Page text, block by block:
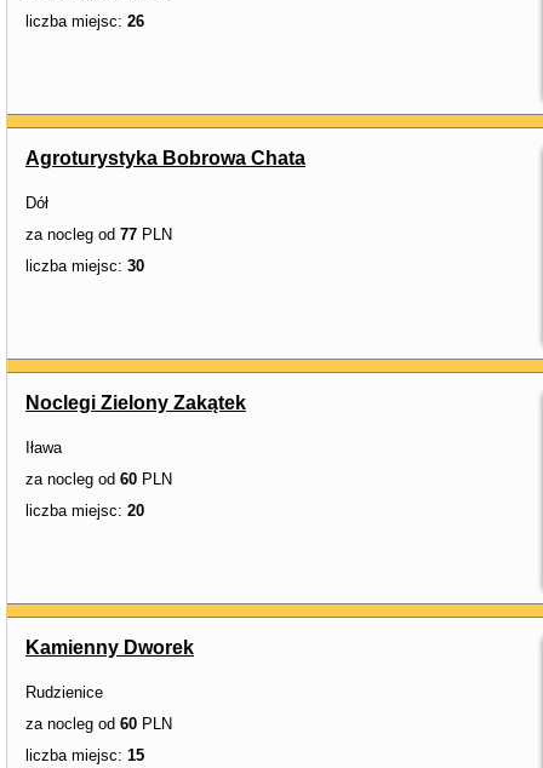
liczba miejsc: 26
Agroturystyka Bobrowa Chata
Dół
za nocleg od 77 PLN
liczba miejsc: 30
Noclegi Zielony Zakątek
Iława
za nocleg od 60 PLN
liczba miejsc: 20
Kamienny Dworek
Rudzienice
za nocleg od 60 PLN
liczba miejsc: 15